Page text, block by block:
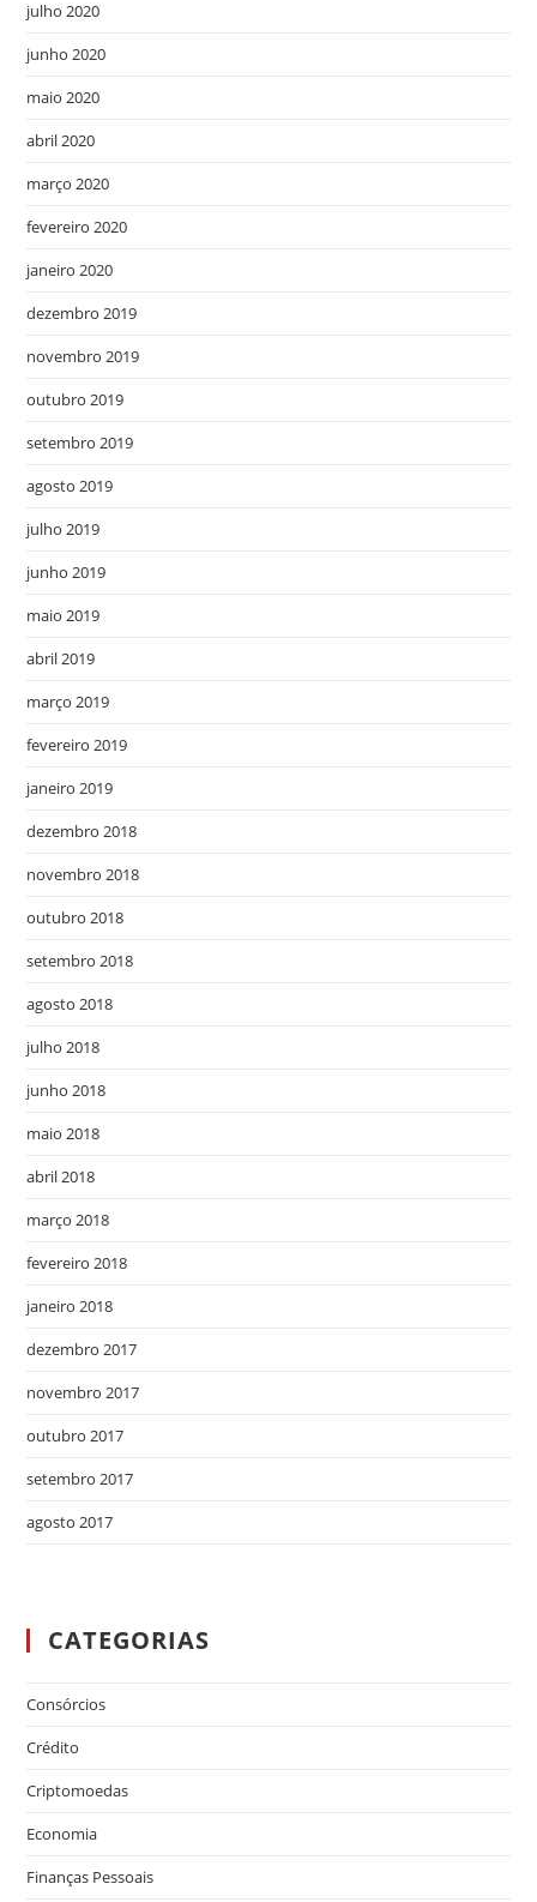
julho 2020
junho 2020
maio 2020
abril 2020
março 2020
fevereiro 2020
janeiro 2020
dezembro 2019
novembro 2019
outubro 2019
setembro 2019
agosto 2019
julho 2019
junho 2019
maio 2019
abril 2019
março 2019
fevereiro 2019
janeiro 2019
dezembro 2018
novembro 2018
outubro 2018
setembro 2018
agosto 2018
julho 2018
junho 2018
maio 2018
abril 2018
março 2018
fevereiro 2018
janeiro 2018
dezembro 2017
novembro 2017
outubro 2017
setembro 2017
agosto 2017
CATEGORIAS
Consórcios
Crédito
Criptomoedas
Economia
Finanças Pessoais